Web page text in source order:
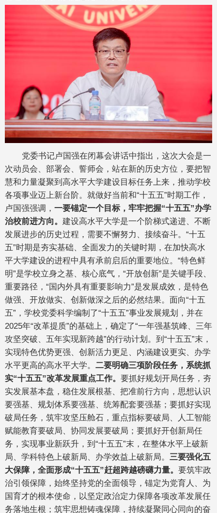
党委书记卢国强在闭幕会讲话中指出，这次大会是一
次动员会、部署会、誓师会，站在新的历史方位，要把智
慧和力量凝聚到高水平大学建设目标任务上来，推动学校
各项事业迈上新台阶。就做好当前和“十五五”时期工作，
卢国强强调， 一要锚定一个目标，牢牢把握“十五五”办学
治校前进方向。 建设高水平大学是一个阶梯式递进、不断
发展进步的历史过程，需要不懈努力、接续奋斗。“十五
五”时期是夯实基础、全面发力的关键时期，在加快高水
平大学建设的进程中具有承前启后的重要地位。“特色鲜
明”是学校立身之基、核心底气，“开放创新”是关键手段、
重要路径，“国内外具有重要影响力”是发展成效，是特色
做强、开放做实、创新做深之后的必然结果。面向“十五
五”，学校党委科学编制了“十五五”事业发展规划，并在
2025年“改革提质”的基础上，确定了“一年强基筑峰、三年
攻坚突破、五年实现新跨越”的行动计划。到“十五五”末，
实现特色优势更强、创新活力更足、内涵建设更实、办学
水平更高的高水平大学。 二要明确三项阶段任务，系统抓
实“十五五”改革发展重点工作。 要抓好规划开局任务，夯
实发展基本盘，稳住发展根基、把准前行方向，思想认识
要强基、规划体系要强基、统筹配套要强基；要抓好实现
破局任务，筑牢攻坚压舱石，重点指标要破局、人工智能
赋能教育要破局、协同发展要破局；要抓好开创新局任
务，实现事业新跃升，到“十五五”末，在整体水平上破新
局、学科特色上破新局、办学效益上破新局。 三要强化五
大保障，全面形成“十五五”赶超跨越磅礴力量。 要筑牢政
治引领保障，始终坚持党的全面领导，锚定为党育人、为
国育才的根本使命，以坚定政治定力保障各项改革发展任
务落地生根；筑牢思想铸魂保障，持续凝聚同心同向的奋